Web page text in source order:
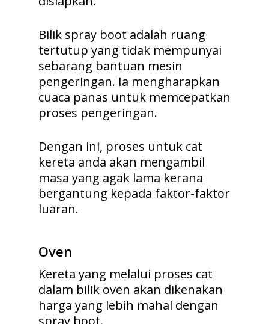
Bilik spray boot adalah ruang
tertutup yang tidak mempunyai
sebarang bantuan mesin
pengeringan. Ia mengharapkan
cuaca panas untuk memcepatkan
proses pengeringan.
Dengan ini, proses untuk cat
kereta anda akan mengambil
masa yang agak lama kerana
bergantung kepada faktor-faktor
luaran.
Oven
Kereta yang melalui proses cat
dalam bilik oven akan dikenakan
harga yang lebih mahal dengan
spray boot.